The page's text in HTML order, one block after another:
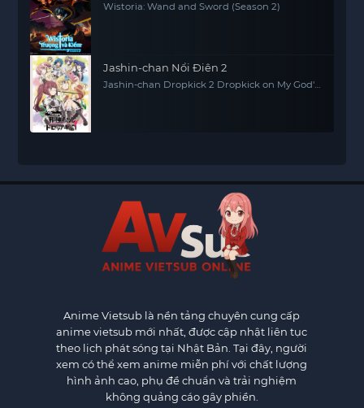
Wistoria: Wand and Sword (Season 2)
Jashin-chan Nổi Điên 2
Jashin-chan Dropkick 2 Dropkick on My God'
Anime Vietsub là nền tảng chuyên cung cấp
anime vietsub mới nhất, được cập nhật liên tục
theo lịch phát sóng tại Nhật Bản. Tại đây, người
xem có thể xem anime miễn phí với chất lượng
hình ảnh cao, phụ đề chuẩn và trải nghiệm
không quảng cáo gây phiền.